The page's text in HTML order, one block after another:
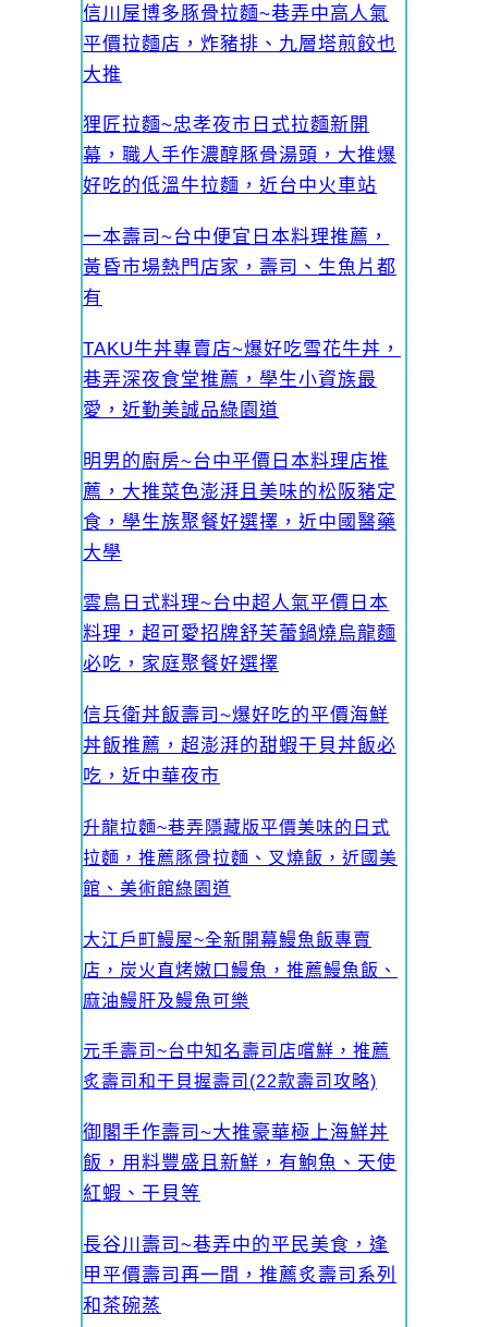
信川屋博多豚骨拉麵~巷弄中高人氣
平價拉麵店，炸豬排、九層塔煎餃也
大推
狸匠拉麵~忠孝夜市日式拉麵新開
幕，職人手作濃醇豚骨湯頭，大推爆
好吃的低溫牛拉麵，近台中火車站
一本壽司~台中便宜日本料理推薦，
黃昏市場熱門店家，壽司、生魚片都
有
TAKU牛丼專賣店~爆好吃雪花牛丼，
巷弄深夜食堂推薦，學生小資族最
愛，近勤美誠品綠園道
明男的廚房~台中平價日本料理店推
薦，大推菜色澎湃且美味的松阪豬定
食，學生族聚餐好選擇，近中國醫藥
大學
雲鳥日式料理~台中超人氣平價日本
料理，超可愛招牌舒芙蕾鍋燒烏龍麵
必吃，家庭聚餐好選擇
信兵衛丼飯壽司~爆好吃的平價海鮮
丼飯推薦，超澎湃的甜蝦干貝丼飯必
吃，近中華夜市
升龍拉麵~巷弄隱藏版平價美味的日式
拉麵，推薦豚骨拉麵、叉燒飯，近國美
館、美術館綠園道
大江戶町鰻屋~全新開幕鰻魚飯專賣
店，炭火直烤嫩口鰻魚，推薦鰻魚飯、
麻油鰻肝及鰻魚可樂
元手壽司~台中知名壽司店嚐鮮，推薦
炙壽司和干貝握壽司(22款壽司攻略)
御閣手作壽司~大推豪華極上海鮮丼
飯，用料豐盛且新鮮，有鮑魚、天使
紅蝦、干貝等
長谷川壽司~巷弄中的平民美食，逢
甲平價壽司再一間，推薦炙壽司系列
和茶碗蒸